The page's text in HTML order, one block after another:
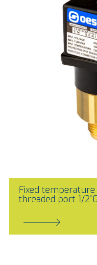
Fixed
threaded port 1/2"G